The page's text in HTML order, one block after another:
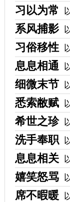
习以为常
系风捕影
习俗移性
息息相通
细微末节
悉索敝赋
希世之珍
洗手奉职
息息相关
嬉笑怒骂
席不暇暖